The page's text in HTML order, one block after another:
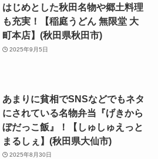
はじめとした秋田名物や郷土料理
も充実！【稲庭うどん 無限堂 大
町本店】(秋田県秋田市)
2025年9月5日
あまりに貧相でSNSなどでもネタ
にされている名物弁当『げきから
ぼだっこ飯』！【しゅしゅえっと
まるしぇ】(秋田県大仙市)
2025年8月30日